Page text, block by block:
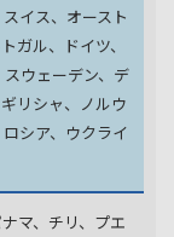
イス、オースト
ガル、ドイツ、
ウェーデン、 デ
リシャ、ノルウ
ロシア、ウクライ
マ、チリ、プエ